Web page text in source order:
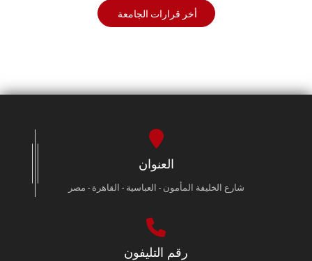
أخر قرارات الجامعة
العنوان
شارع الخليفة المأمون - العباسية - القاهرة - مصر
رقم التليفون